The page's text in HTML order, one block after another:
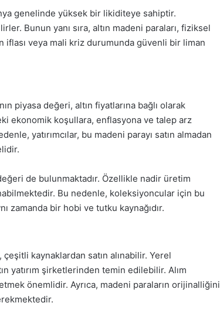
genelinde yüksek bir likiditeye sahiptir.
Bunun yanı sıra, altın madeni paraları, fiziksel
iflası veya mali kriz durumunda güvenli bir liman
piyasa değeri, altın fiyatlarına bağlı olarak
ekonomik koşullara, enflasyona ve talep arz
yatırımcılar, bu madeni parayı satın almadan
de bulunmaktadır. Özellikle nadir üretim
Bu nedenle, koleksiyoncular için bu
zamanda bir hobi ve tutku kaynağıdır.
çeşitli kaynaklardan satın alınabilir. Yerel
yatırım şirketlerinden temin edilebilir. Alım
önemlidir. Ayrıca, madeni paraların orijinalliğini